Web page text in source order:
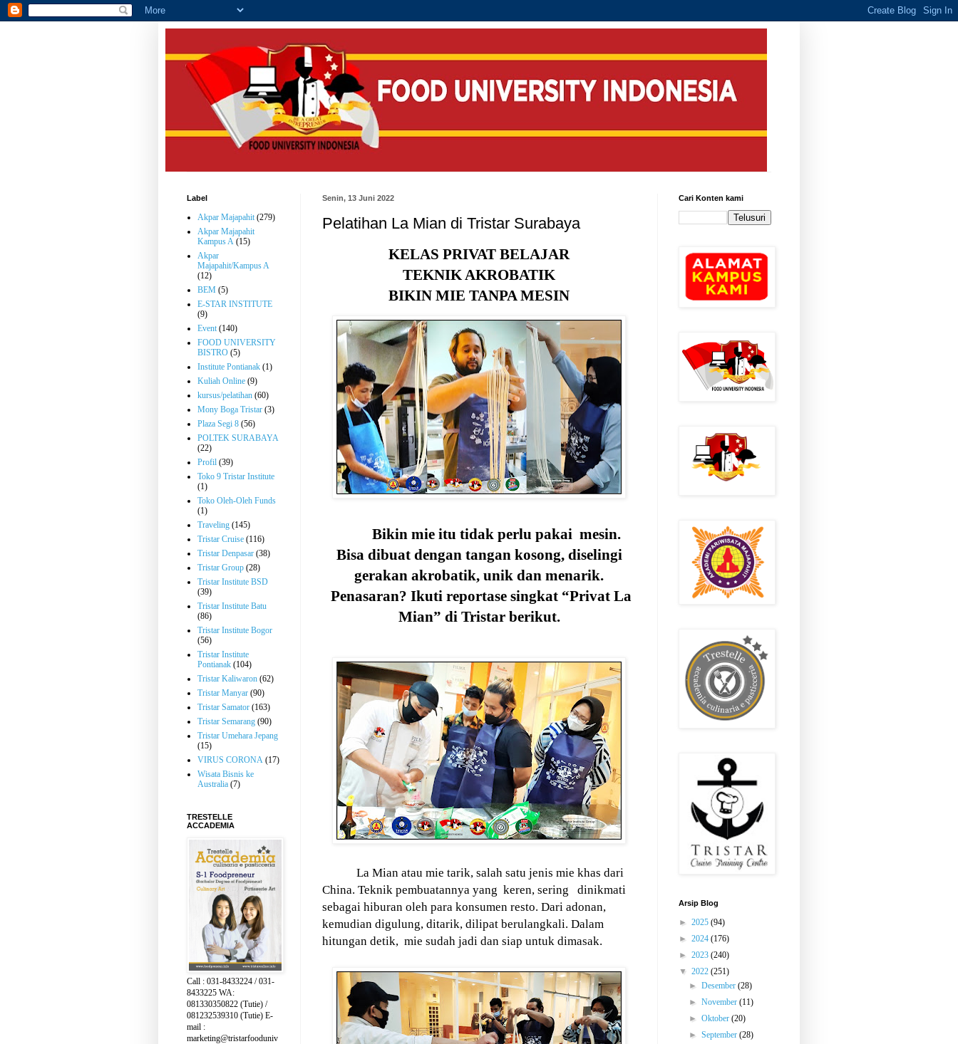
Senin, 13 Juni 2022
Pelatihan La Mian di Tristar Surabaya
KELAS PRIVAT BELAJAR
TEKNIK AKROBATIK
BIKIN MIE TANPA MESIN
Bikin mie itu tidak perlu pakai mesin.
Bisa dibuat dengan tangan kosong, diselingi
gerakan akrobatik, unik dan menarik.
Penasaran? Ikuti reportase singkat “Privat La
Mian” di Tristar berikut.
La Mian atau mie tarik, salah satu jenis mie khas dari
China. Teknik pembuatannya yang keren, sering dinikmati
sebagai hiburan oleh para konsumen resto. Dari adonan,
kemudian digulung, ditarik, dilipat berulangkali. Dalam
hitungan detik, mie sudah jadi dan siap untuk dimasak.
Label
Akpar Majapahit (279)
Akpar Majapahit
Kampus A (15)
Akpar
Majapahit/Kampus A
(12)
BEM (5)
E-STAR INSTITUTE
(9)
Event (140)
FOOD UNIVERSITY
BISTRO (5)
Institute Pontianak (1)
Kuliah Online (9)
kursus/pelatihan (60)
Mony Boga Tristar (3)
Plaza Segi 8 (56)
POLTEK SURABAYA
(22)
Profil (39)
Toko 9 Tristar Institute
(1)
Toko Oleh-Oleh Funds
(1)
Traveling (145)
Tristar Cruise (116)
Tristar Denpasar (38)
Tristar Group (28)
Tristar Institute BSD
(39)
Tristar Institute Batu
(86)
Tristar Institute Bogor
(56)
Tristar Institute
Pontianak (104)
Tristar Kaliwaron (62)
Tristar Manyar (90)
Tristar Samator (163)
Tristar Semarang (90)
Tristar Umehara Jepang
(15)
VIRUS CORONA (17)
Wisata Bisnis ke
Australia (7)
TRESTELLE
ACCADEMIA
Call : 031-8433224 / 031-
8433225 WA:
081330350822 (Tutie) /
081232539310 (Tutie) E-
mail :
marketing@tristarfooduniv
Cari Konten kami
Arsip Blog
► 2025 (94)
► 2024 (176)
► 2023 (240)
▼ 2022 (251)
►Desember(28)
►November(11)
►Oktober(20)
►September(28)